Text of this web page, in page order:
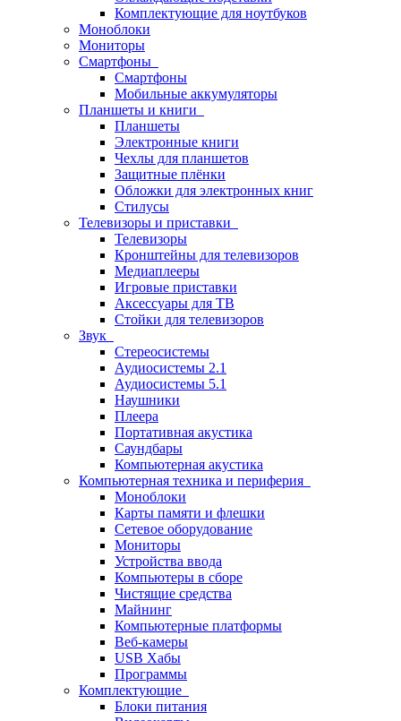
Комплектующие для ноутбуков
Моноблоки
Мониторы
Смартфоны
Смартфоны
Мобильные аккумуляторы
Планшеты и книги
Планшеты
Электронные книги
Чехлы для планшетов
Защитные плёнки
Обложки для электронных книг
Стилусы
Телевизоры и приставки
Телевизоры
Кронштейны для телевизоров
Медиаплееры
Игровые приставки
Аксессуары для ТВ
Стойки для телевизоров
Звук
Стереосистемы
Аудиосистемы 2.1
Аудиосистемы 5.1
Наушники
Плеера
Портативная акустика
Саундбары
Компьютерная акустика
Компьютерная техника и периферия
Моноблоки
Карты памяти и флешки
Сетевое оборудование
Мониторы
Устройства ввода
Компьютеры в сборе
Чистящие средства
Майнинг
Компьютерные платформы
Веб-камеры
USB Хабы
Программы
Комплектующие
Блоки питания